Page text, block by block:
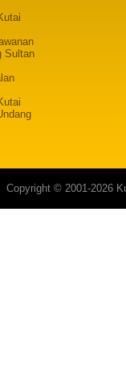
Sultan
Copyright © 2001-2026